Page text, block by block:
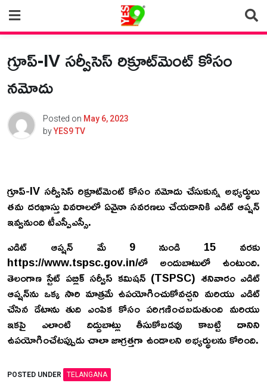
content
గ్రూప్-IV సర్వీసెస్ రిక్రూట్‌మెంట్ కోసం
నమోదు
Posted on May 6, 2023
byYES9 TV
గ్రూప్-IV సర్వీసెస్ రిక్రూట్‌మెంట్ కోసం నమోదు చేసుకున్న అభ్యర్థులు
తమ దరఖాస్తు వివరాలలో ఏవైనా సవరణలు చేయడానికి ఎడిట్‌ ఆప్షన్‌
ఇవ్వనుంది టీఎస్పీఎస్సీ.
ఎడిట్‌ ఆప్షన్‌ మే 9 నుండి 15 వరకు
https://www.tspsc.gov.in/లో అందుబాటులో ఉంటుంది.
తెలంగాణ స్టేట్ పబ్లిక్ సర్వీస్ కమిషన్ (TSPSC) శనివారం ఎడిట్
ఆప్షన్‌ను ఒక్క సారి మాత్రమే ఉపయోగించుకోవచ్చని మరియు ఎడిట్
చేసిన డేటాను తుది ఎంపిక కోసం పరిగణించబడుతుంది మరియు
ఇకపై ఎలాంటి దిద్దుబాట్లు తీసుకోబడవు కాబట్టి దానిని
ఉపయోగించేటప్పుడు చాలా జాగ్రత్తగా ఉండాలని అభ్యర్థులను కోరింది.
POSTED UNDER TELANGANA